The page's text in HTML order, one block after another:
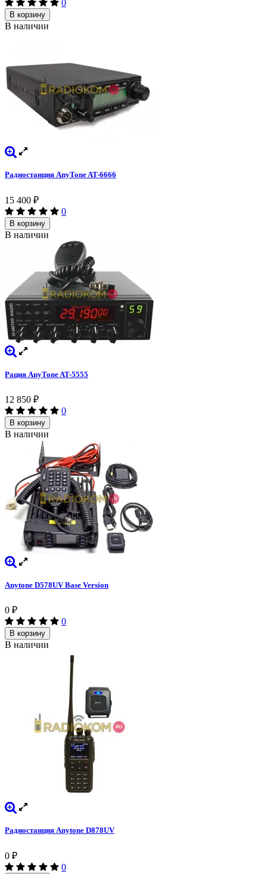
0
В корзину
В наличии
Радиостанция AnyTone AT-6666
15 400 ₽
0
В корзину
В наличии
Рация AnyTone AT-5555
12 850 ₽
0
В корзину
В наличии
Anytone D578UV Base Version
0 ₽
0
В корзину
В наличии
Радиостанция Anytone D878UV
0 ₽
0